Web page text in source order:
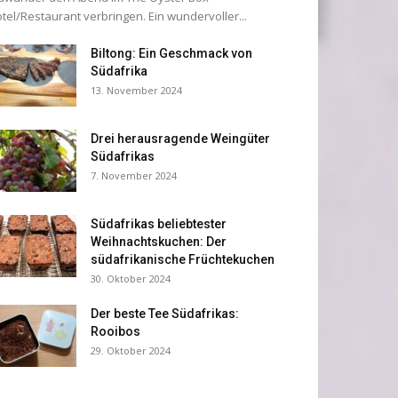
Restaurant verbringen. Ein wundervoller...
Biltong: Ein Geschmack von
Südafrika
13. November 2024
Drei herausragende Weingüter
Südafrikas
7. November 2024
Südafrikas beliebtester
Weihnachtskuchen: Der
südafrikanische Früchtekuchen
30. Oktober 2024
Der beste Tee Südafrikas:
Rooibos
29. Oktober 2024